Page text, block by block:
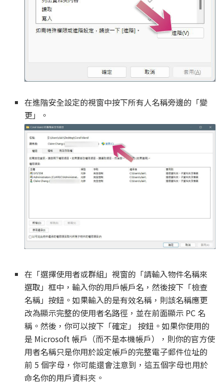
在進階安全設定的視窗中按下所有人名稱旁邊的「變
更」。
在「選擇使用者或群組」視窗的「請輸入物件名稱來
選取」框中，輸入你的用戶帳戶名，然後按下「檢查
名稱」按鈕。如果輸入的是有效名稱，則該名稱應更
改為顯示完整的使用者名路徑，並在前面顯示 PC 名
稱。然後，你可以按下「確定」 按鈕。如果你使用的
是 Microsoft 帳戶（而不是本機帳戶），則你的官方使
用者名稱只是你用於設定帳戶的完整電子郵件位址的
前 5 個字母，你可能還會注意到，這五個字母也用於
命名你的用戶資料夾。